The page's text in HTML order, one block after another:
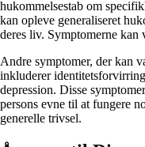
hukommelsestab om
kan opleve generaliseret
deres liv. Symptomerne
Andre symptomer, der kan
inkluderer
depression. Disse
persons evne til at fungere
generelle trivsel.